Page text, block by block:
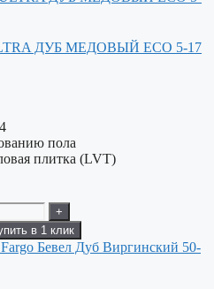
ДУБ МЕДОВЫЙ ECO 5-17
пола
плитка (LVT)
+
в 1 клик